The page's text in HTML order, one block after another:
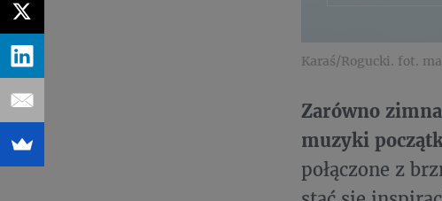
Karaś/Rogucki. fot.
Zarówno
muzyki
połączone z